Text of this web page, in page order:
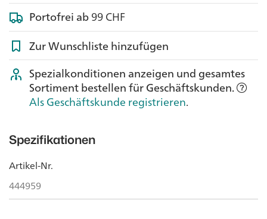
Portofrei ab99 CHF
Zur Wunschliste hinzufügen
Spezialkonditionen anzeigen und gesamtes
Sortiment bestellen für Geschäftskunden.
Als Geschäftskunde registrieren.
Spezifikationen
Artikel-Nr.
444959